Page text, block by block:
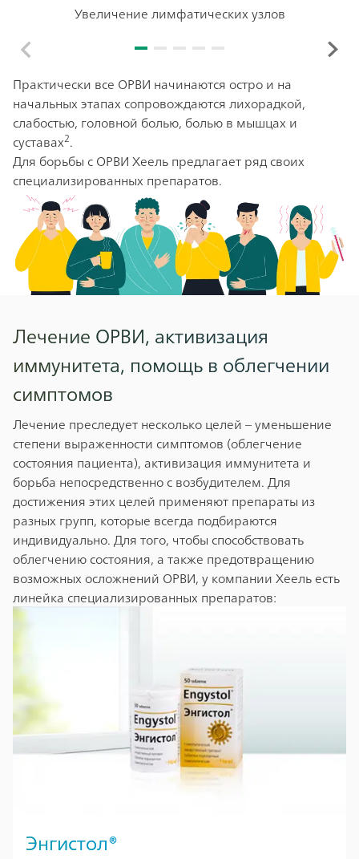
Увеличение лимфатических узлов
Практически все ОРВИ начинаются остро и на
начальных этапах сопровождаются лихорадкой,
слабостью, головной болью, болью в мышцах и
суставах2.
Для борьбы с ОРВИ Хеель предлагает ряд своих
специализированных препаратов.
Лечение ОРВИ, активизация
иммунитета, помощь в облегчении
симптомов
Лечение преследует несколько целей – уменьшение
степени выраженности симптомов (облегчение
состояния пациента), активизация иммунитета и
борьба непосредственно с возбудителем. Для
достижения этих целей применяют препараты из
разных групп, которые всегда подбираются
индивидуально. Для того, чтобы способствовать
облегчению состояния, а также предотвращению
возможных осложнений ОРВИ, у компании Хеель есть
линейка специализированных препаратов:
Энгистол®